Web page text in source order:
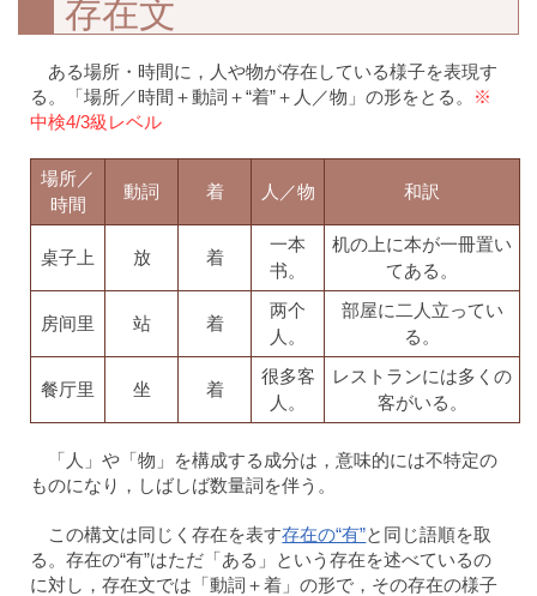
存在文
ある場所・時間に，人や物が存在している様子を表現す
る。「場所／時間＋動詞＋“着”＋人／物」の形をとる。
※
中検4/3級レベル
場所／
時間
動詞 着 人／物 和訳
桌子上 放 着
一本
书。
机の上に本が一冊置い
てある。
房间里 站 着
两个
人。
部屋に二人立ってい
る。
餐厅里 坐 着
很多客
人。
レストランには多くの
客がいる。
「人」や「物」を構成する成分は，意味的には不特定の
ものになり，しばしば数量詞を伴う。
この構文は同じく存在を表す存在の“有”と同じ語順を取
る。存在の“有”はただ「ある」という存在を述べているの
に対し，存在文では「動詞＋着」の形で，その存在の様子